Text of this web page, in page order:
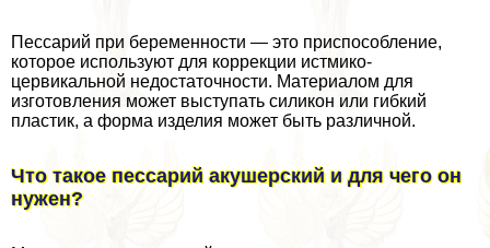
Пессарий при беременности — это приспособление,
которое используют для коррекции истмико-
цервикальной недостаточности. Материалом для
изготовления может выступать силикон или гибкий
пластик, а форма изделия может быть различной.
Что такое пессарий акушерский и для чего он
нужен?